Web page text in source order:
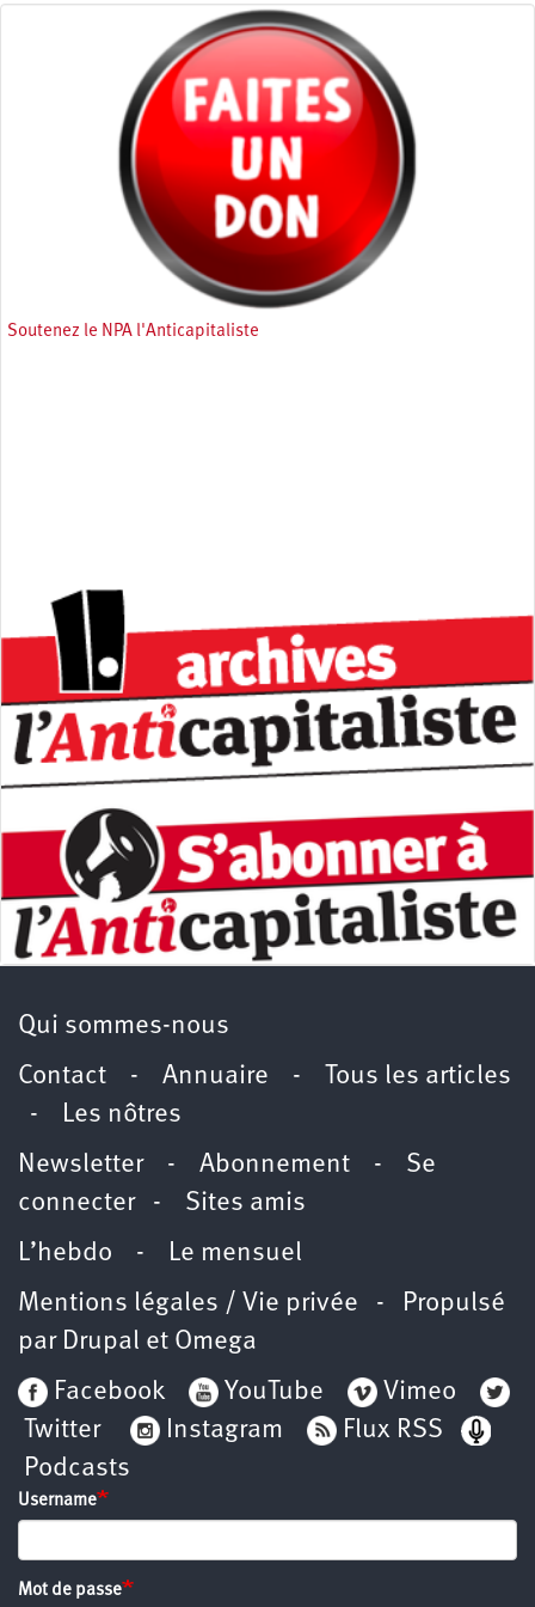
Soutenez le NPA l'Anticapitaliste
Qui sommes-nous
Contact - Annuaire -
Tous les articles
- Les nôtres
Newsletter- Abonnement - Se
connecter- Sites amis
L’hebdo - Le mensuel
Mentions légales / Vie privée - Propulsé
par Drupal et Omega
Facebook
YouTube
Vimeo
Twitter
Instagram
Flux RSS
Podcasts
Username
Mot de passe